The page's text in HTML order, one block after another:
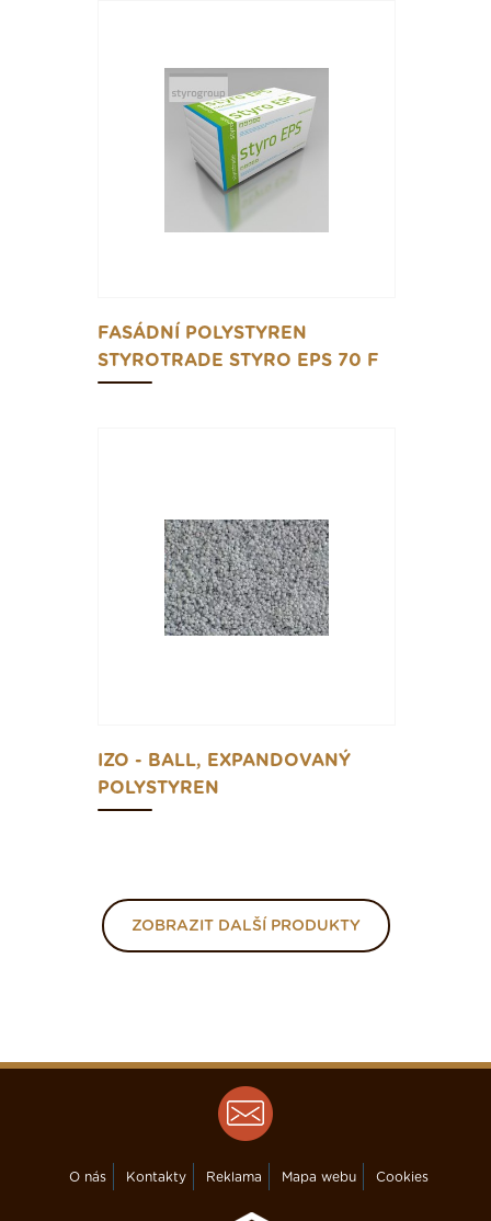
FASÁDNÍ POLYSTYREN
STYROTRADE STYRO EPS 70 F
IZO - BALL, EXPANDOVANÝ
POLYSTYREN
ZOBRAZIT DALŠÍ PRODUKTY
O nás Kontakty Reklama Mapa webu Cookies